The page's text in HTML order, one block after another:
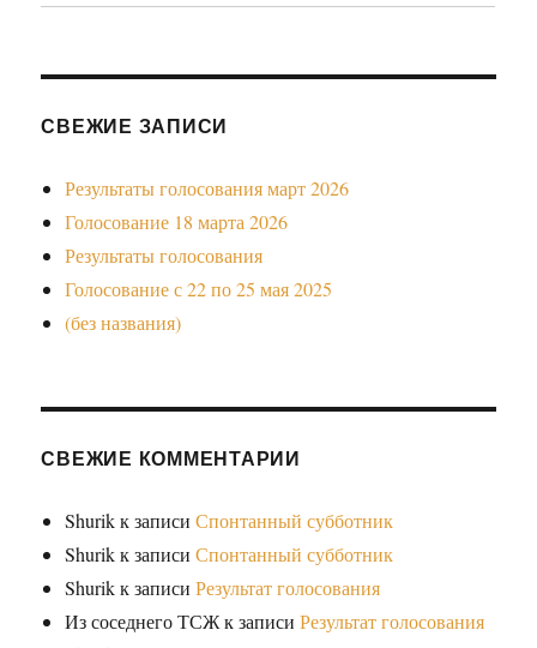
СВЕЖИЕ ЗАПИСИ
Результаты голосования март 2026
Голосование 18 марта 2026
Результаты голосования
Голосование с 22 по 25 мая 2025
(без названия)
СВЕЖИЕ КОММЕНТАРИИ
Shurikк записиСпонтанный субботник
Shurikк записиСпонтанный субботник
Shurikк записиРезультат голосования
Из соседнего ТСЖк записиРезультат голосования